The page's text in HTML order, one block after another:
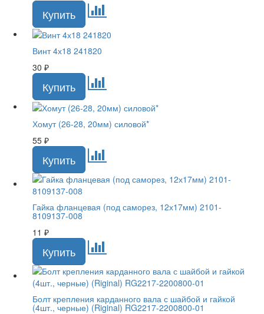
Винт 4х18 241820
30 ₽
Хомут (26-28, 20мм) силовой*
55 ₽
Гайка фланцевая (под саморез, 12х17мм) 2101-
8109137-008
11 ₽
Болт крепления карданного вала с шайбой и гайкой
(4шт., черные) (Riginal) RG2217-2200800-01